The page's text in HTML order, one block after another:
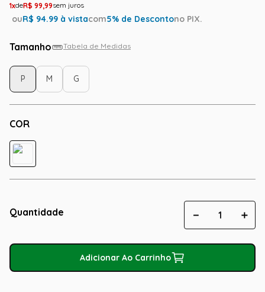
1 R$ 99,99
ouR$ 94.99 à vistacom5% de Descontono PIX.
Tamanho Tabela de Medidas
COR
P M G
Quantidade ＋
－
Adicionar Ao Carrinho